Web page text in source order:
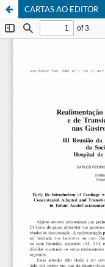
CARTAS AO EDITOR